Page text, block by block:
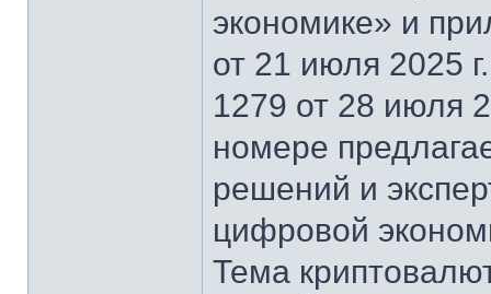
экономике» и
от 21 июля 2025
1279 от 28 июля
номере
решений и
цифровой
Тема